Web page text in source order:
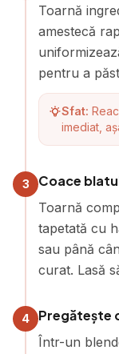
Toarnă
amestecă
pentru a
Sfat:
imediat,
3 Coace
Toarnă
tapetată cu
sau până
curat. Lasă
4 Pregătește
Într-un